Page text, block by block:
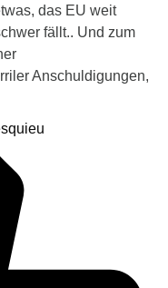
das EU weit
fällt.. Und zum
Anschuldigungen,